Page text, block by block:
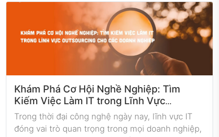
bối cảnh này, Việt Nam có cơ hội lớn để trở thành
điểm sáng, mang đến nguồn nhân lực chất
lượng, nâng cao hiệu suất cùng nguồn chi phí
hiệu quả.
Khám Phá Cơ Hội Nghề Nghiệp: Tìm
Kiếm Việc Làm IT trong Lĩnh Vực
Outsourcing cho Các Doanh Nghiệp
Trong thời đại công nghệ ngày nay, lĩnh vực IT
đóng vai trò quan trọng trong mọi doanh nghiệp,